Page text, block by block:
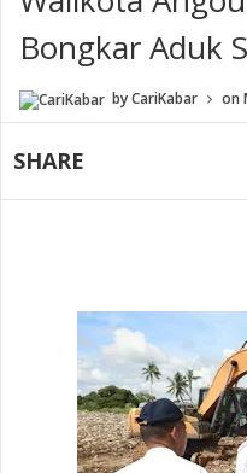
Bongkar Aduk
byCariKabar on
SHARE